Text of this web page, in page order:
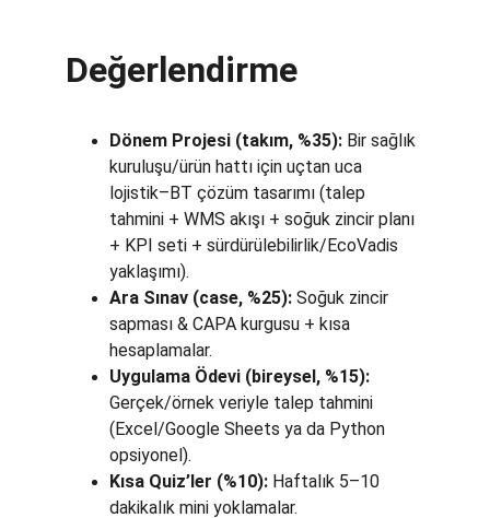
Değerlendirme
Dönem Projesi (takım, %35): Bir sağlık
kuruluşu/ürün hattı için uçtan uca
lojistik–BT çözüm tasarımı (talep
tahmini + WMS akışı + soğuk zincir planı
+ KPI seti + sürdürülebilirlik/EcoVadis
yaklaşımı).
Ara Sınav (case, %25): Soğuk zincir
sapması & CAPA kurgusu + kısa
hesaplamalar.
Uygulama Ödevi (bireysel, %15):
Gerçek/örnek veriyle talep tahmini
(Excel/Google Sheets ya da Python
opsiyonel).
Kısa Quiz’ler (%10): Haftalık 5–10
dakikalık mini yoklamalar.